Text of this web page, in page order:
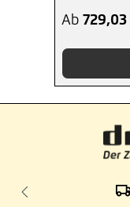
Ab 729,03